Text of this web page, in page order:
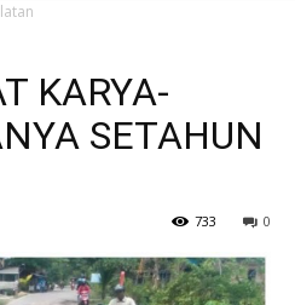
KARYA-
SETAHUN
0
733